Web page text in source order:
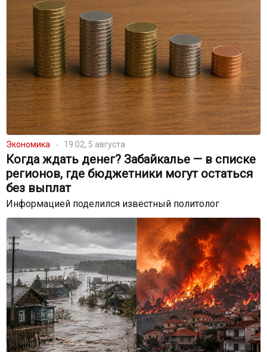
Экономика 19:02, 5 августа
Когда ждать денег? Забайкалье — в списке
регионов, где бюджетники могут остаться
без выплат
Информацией поделился известный политолог